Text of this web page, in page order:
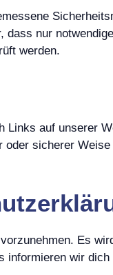
nur
werden.
auf unserer
sicherer
Es
informieren wir